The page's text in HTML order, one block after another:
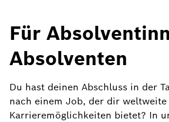
Für
Absolventen
Du hast deinen Abschluss in der
nach einem Job, der dir weltweite
Karrieremöglichkeiten bietet? In